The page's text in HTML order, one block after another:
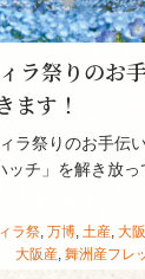
ラ祭りのお
ます！
ラ祭りのお手伝
ッチ」を解き放っ
ラ祭, 万博, 土産, 大
大阪産, 舞洲産フレ